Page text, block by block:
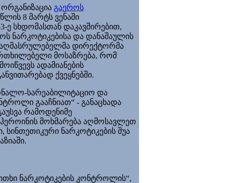
გაეროს
8 მარტს ვენაში
ე სხდომასთან დაკავშირებით,
ნარკოტიკებისა და დანაშაულის
დირექტორმა
მოსაზრება, რომ
ადამიანების
ქვეყნებში.
სარეაბილიტაციო და
ოლი გააჩნიათ“ - განაცხადა
რამოდენიმე
მოხმარება აღმოსავლეთ
სინთეთიკური ნარკოტიკების შუა
ნარკოტიკების კონტროლის“,